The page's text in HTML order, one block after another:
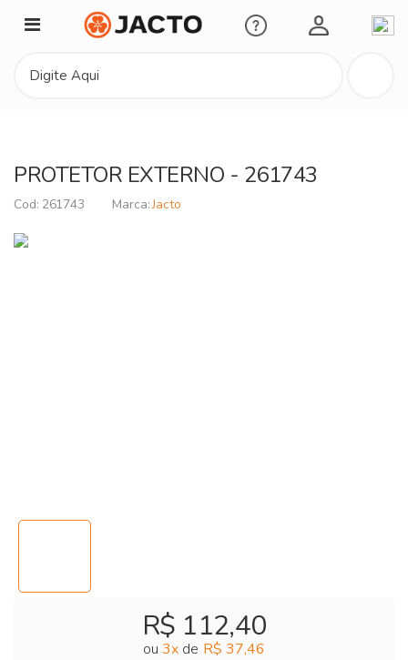
Minha Conta
PROTETOR EXTERNO - 261743
261743 Jacto
R$ 112,40
ou 3x de R$ 37,46